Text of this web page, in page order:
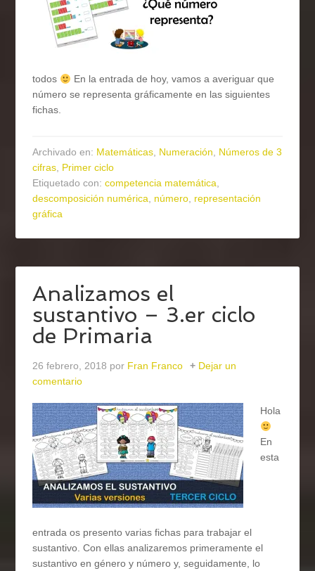
todos
En la entrada de hoy, vamos a averiguar que
número se representa gráficamente en las siguientes
fichas.
Archivado en: Matemáticas, Numeración, Números de 3
cifras, Primer ciclo
Etiquetado con:competencia matemática,
descomposición numérica, número, representación
gráfica
Analizamos el
sustantivo – 3.er ciclo
de Primaria
26 febrero, 2018 por Fran Franco
Dejar un
comentario
Hola
En
esta
entrada os presento varias fichas para trabajar el
sustantivo. Con ellas analizaremos primeramente el
sustantivo en género y número y, seguidamente, lo